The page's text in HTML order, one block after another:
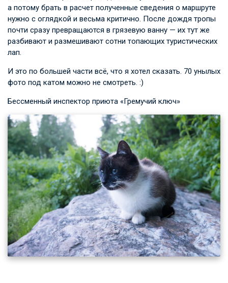
а потому брать в расчет полученные сведения о маршруте
нужно с оглядкой и весьма критично. После дождя тропы
почти сразу превращаются в грязевую ванну — их тут же
разбивают и размешивают сотни топающих туристических
лап.
И это по большей части всё, что я хотел сказать. 70 унылых
фото под катом можно не смотреть. :)
Бессменный инспектор приюта «Гремучий ключ»